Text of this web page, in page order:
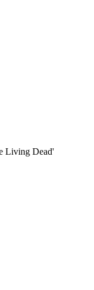
Living Dead'